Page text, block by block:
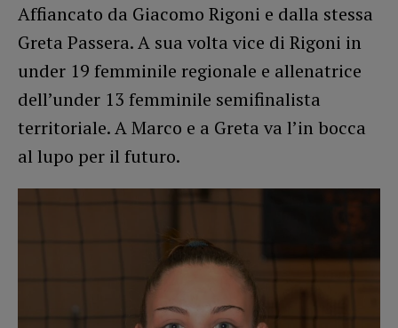
Affiancato da Giacomo Rigoni e dalla stessa
Greta Passera. A sua volta vice di Rigoni in
under 19 femminile regionale e allenatrice
dell’under 13 femminile semifinalista
territoriale. A Marco e a Greta va l’in bocca
al lupo per il futuro.